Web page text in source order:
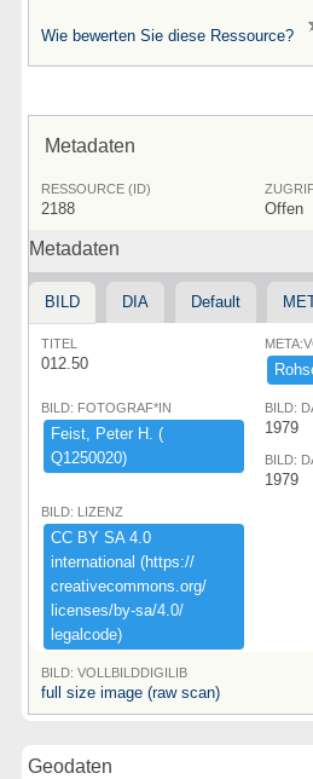
Wie bewerten Sie diese Ressource?
Metadaten
RESSOURCE (ID)
2188 Offen
Metadaten
BILD DIA Default
TITEL
012.50
BILD: FOTOGRAF*IN
Feist,​ ​Peter ​H.​ ​(​
Q1250020)​
BILD:
1979
BILD:
1979
BILD: LIZENZ
CC ​BY ​SA ​4.​0 ​
international ​(​https:​/​/​
creativecommons.​org/​
licenses/​by-​sa/​4.​0/​
legalcode)​
BILD: VOLLBILDDIGILIB
full size image (raw scan)
Geodaten